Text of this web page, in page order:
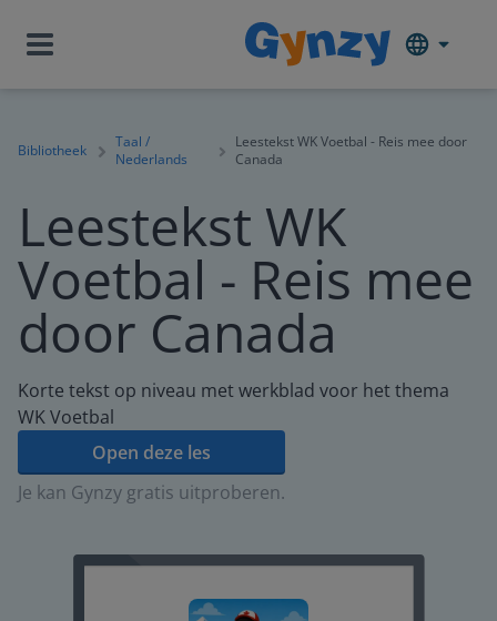
Bibliotheek
Taal /
Nederlands
Leestekst WK Voetbal - Reis mee door
Canada
Leestekst WK
Voetbal - Reis mee
door Canada
Korte tekst op niveau met werkblad voor het thema
WK Voetbal
Open deze les
Je kan Gynzy gratis uitproberen.